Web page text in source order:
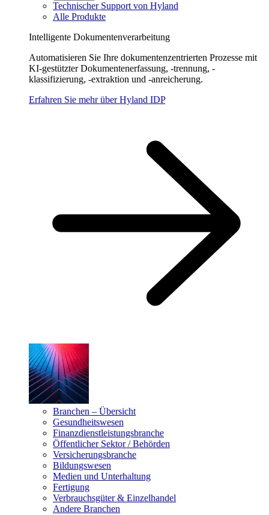
Technischer Support von Hyland
Alle Produkte
Intelligente Dokumentenverarbeitung
Automatisieren Sie Ihre dokumentenzentrierten Prozesse mit
KI-gestützter Dokumentenerfassung, -trennung, -
klassifizierung, -extraktion und -anreicherung.
Erfahren Sie mehr über Hyland IDP
Branchen – Übersicht
Gesundheitswesen
Finanzdienstleistungsbranche
Öffentlicher Sektor / Behörden
Versicherungsbranche
Bildungswesen
Medien und Unterhaltung
Fertigung
Verbrauchsgüter & Einzelhandel
Andere Branchen